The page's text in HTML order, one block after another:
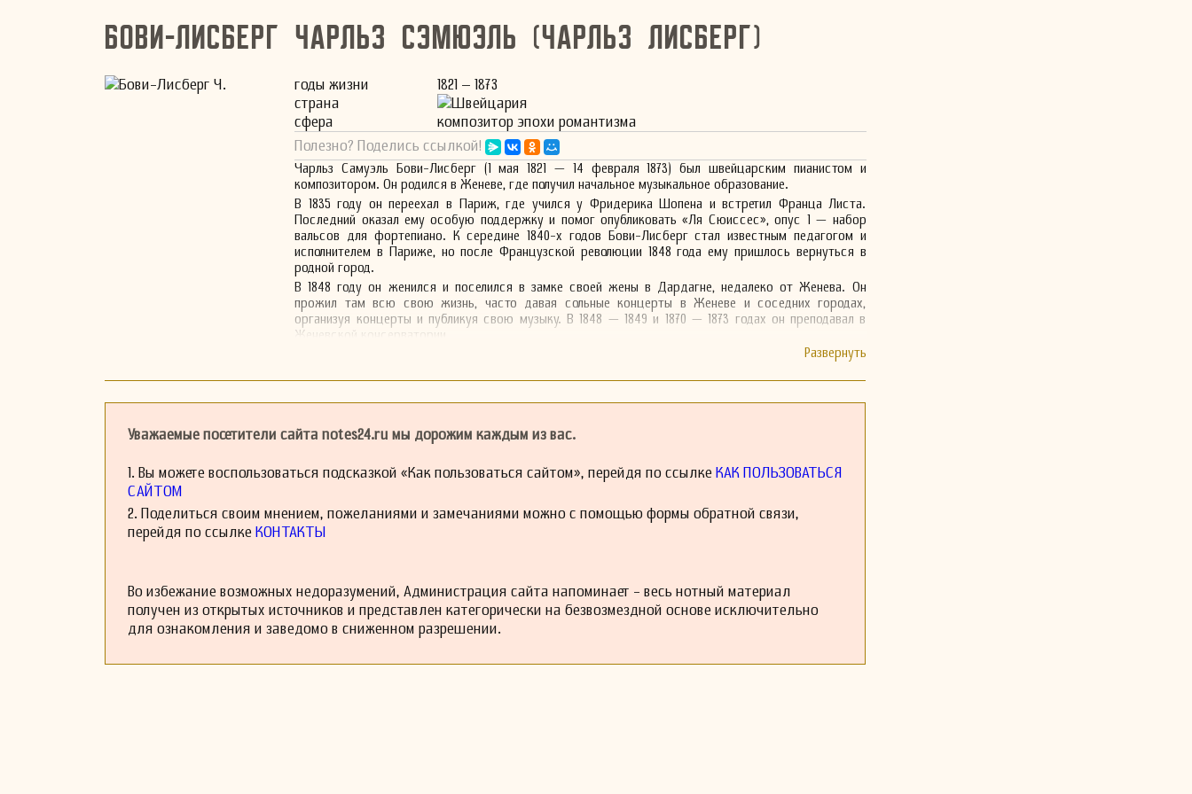
Бови-Лисберг Чарльз Сэмюэль (Чарльз Лисберг)
годы жизни
1821 – 1873
страна
Швейцария
сфера
композитор эпохи романтизма
Полезно? Поделись ссылкой!
Чарльз Самуэль Бови-Лисберг (1 мая 1821 — 14 февраля 1873) был швейцарским пианистом и
композитором. Он родился в Женеве, где получил начальное музыкальное образование.
В 1835 году он переехал в Париж, где учился у Фридерика Шопена и встретил Франца Листа.
Последний оказал ему особую поддержку и помог опубликовать «Ля Сюиссес», опус 1 — набор
вальсов для фортепиано. К середине 1840-х годов Бови-Лисберг стал известным педагогом и
исполнителем в Париже, но после Французской революции 1848 года ему пришлось вернуться в
родной город.
В 1848 году он женился и поселился в замке своей жены в Дардагне, недалеко от Женева. Он
прожил там всю свою жизнь, часто давая сольные концерты в Женеве и соседних городах,
организуя концерты и публикуя свою музыку. В 1848 — 1849 и 1870 — 1873 годах он преподавал в
Женевской консерватории.
Бови-Лисберг написал более 150 произведений, большинство из которых — короткие пьесы для
Уважаемые посетители сайта notes24.ru мы дорожим каждым из вас.
1. Вы можете воспользоваться подсказкой «Как пользоваться сайтом», перейдя по ссылке КАК ПОЛЬЗОВАТЬСЯ
САЙТОМ
2. Поделиться своим мнением, пожеланиями и замечаниями можно с помощью формы обратной связи,
перейдя по ссылке КОНТАКТЫ
Во избежание возможных недоразумений, Администрация сайта напоминает - весь нотный материал
получен из открытых источников и представлен категорически на безвозмездной основе исключительно
для ознакомления и заведомо в сниженном разрешении.